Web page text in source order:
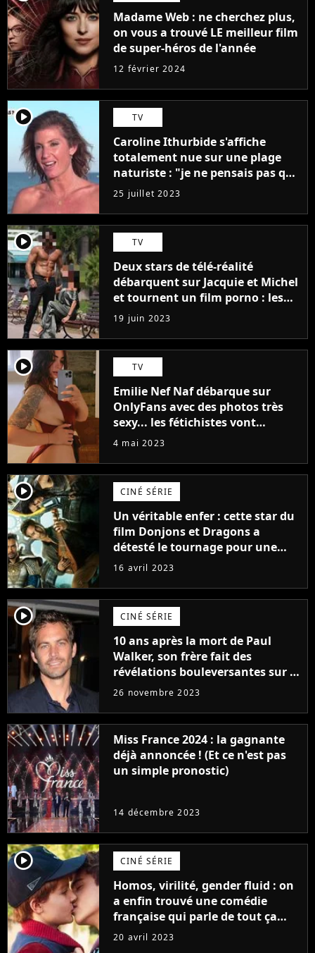
Madame Web : ne cherchez plus,
on vous a trouvé LE meilleur film
de super-héros de l'année
12 février 2024
player2 TV
Caroline Ithurbide s'affiche
totalement nue sur une plage
naturiste : "je ne pensais pas que
j'arriverais à le faire..."
25 juillet 2023
player2 TV
Deux stars de télé-réalité
débarquent sur Jacquie et Michel
et tournent un film porno : les
premières images du tournage
(exclu)
19 juin 2023
player2 TV
Emilie Nef Naf débarque sur
OnlyFans avec des photos très
sexy... les fétichistes vont
prendre leur pied !
4 mai 2023
player2 CINÉ SÉRIE
Un véritable enfer : cette star du
film Donjons et Dragons a
détesté le tournage pour une
raison très spéciale
16 avril 2023
player2 CINÉ SÉRIE
10 ans après la mort de Paul
Walker, son frère fait des
révélations bouleversantes sur la
réaction des acteurs de Fast and
26 novembre 2023
Miss France 2024 : la gagnante
déjà annoncée ! (Et ce n'est pas
un simple pronostic)
14 décembre 2023
player2 CINÉ SÉRIE
Homos, virilité, gender fluid : on
a enfin trouvé une comédie
française qui parle de tout ça
sans être super ringarde
20 avril 2023